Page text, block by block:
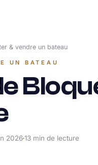
& vendre un bateau
UN BATEAU
202613 min de lecture